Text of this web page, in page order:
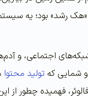
«هک رشد» بود؛ یه
شبکه‌های اجتماعی، و
شمایی که تولید محتوا
درست مثل زمین زراعی که بدون کشاورز فقط یه تیکه خاک خالیه. یعنی همون